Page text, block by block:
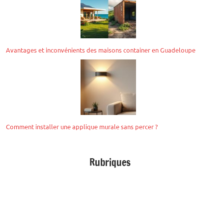
Avantages et inconvénients des maisons container en Guadeloupe
Comment installer une applique murale sans percer ?
Rubriques